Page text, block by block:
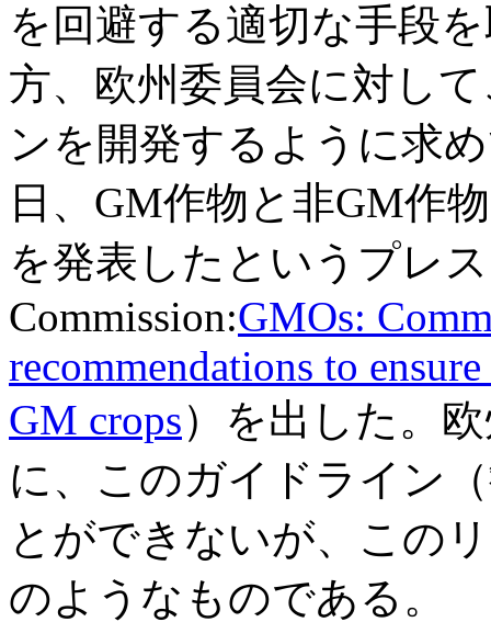
を回避する適切な手段
方、欧州委員会に対し
ンを開発するように求
日、GM作物と非GM作
を発表したというプレ
Commission:GMOs:
recommendations to
GM crops）を出した。
に、このガイドライン
とができないが、この
のようなものである。